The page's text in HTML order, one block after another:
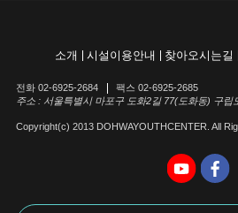
소개 시설이용안내 찾아오시는길
전화 02-6925-2684
팩스 02-6925-2685
주소 : 서울특별시 마포구 도화2길 77(도화동) 구립
Copyright(c) 2013 DOHWAYOUTHCENTER. All